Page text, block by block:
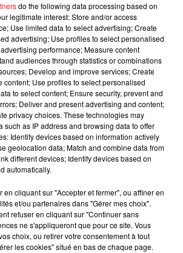
Z se bat contre la grand-mère
homme prétendant être son fils
met fin à une ex-escorte
dans sa bataille...
vitres tombent de la tour
Montparnasse : des désaccords
do the following data processing based on
legitimate interest: Store and/or access
Use limited data to select advertising; Create
advertising; Use profiles to select personalised
performance; Measure content
audiences through statistics or combinations
Develop and improve services; Create
content; Use profiles to select personalised
to select content; Ensure security, prevent and
Deliver and present advertising and content;
privacy choices. These technologies may
such as IP address and browsing data to offer
Identify devices based on information actively
geolocation data; Match and combine data from
different devices; Identify devices based on
automatically.
en cliquant sur "Accepter et fermer", ou affiner en
et/ou partenaires dans "Gérer mes choix".
refuser en cliquant sur "Continuer sans
ne s'appliqueront que pour ce site. Vous
choix, ou retirer votre consentement à tout
les cookies" situé en bas de chaque page.